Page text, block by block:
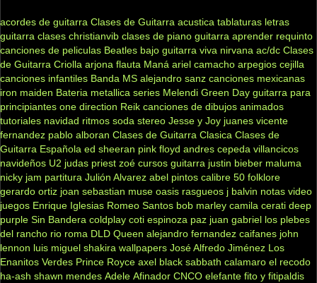
acordes de guitarra Clases de Guitarra acustica tablaturas letras
guitarra clases christianvib clases de piano guitarra aprender requinto
canciones de peliculas Beatles bajo guitarra viva nirvana ac/dc Clases
de Guitarra Criolla arjona flauta Maná ariel camacho arpegios cejilla
canciones infantiles Banda MS alejandro sanz canciones mexicanas
iron maiden Bateria metallica series Melendi Green Day guitarra para
principiantes one direction Reik canciones de dibujos animados
tutoriales navidad ritmos soda stereo Jesse y Joy juanes vicente
fernandez pablo alboran Clases de Guitarra Clasica Clases de
Guitarra Española ed sheeran pink floyd andres cepeda villancicos
navideños U2 judas priest zoé cursos guitarra justin bieber maluma
nicky jam partitura Julión Alvarez abel pintos calibre 50 folklore
gerardo ortiz joan sebastian muse oasis rasgueos j balvin notas video
juegos Enrique Iglesias Romeo Santos bob marley camila cerati deep
purple Sin Bandera coldplay coti espinoza paz juan gabriel los plebes
del rancho rio roma DLD Queen alejandro fernandez caifanes john
lennon luis miguel shakira wallpapers José Alfredo Jiménez Los
Enanitos Verdes Prince Royce axel black sabbath calamaro el recodo
ha-ash shawn mendes Adele Afinador CNCO elefante fito y fitipaldis